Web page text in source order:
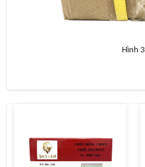
Hình 3